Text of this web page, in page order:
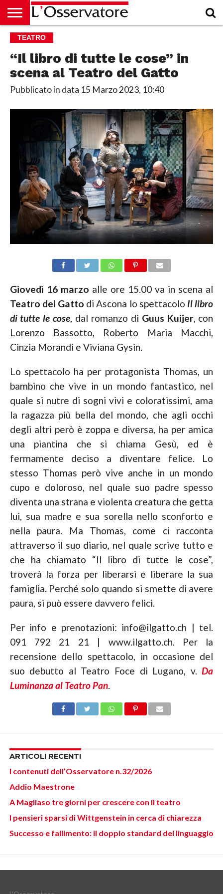
HOME
CULTURA
ECONOMIA
RUBRICHE
ARCHIVIO
PODCAST
ABBONAMENTO
CHI
ACCEDI
TEATRO
“Il libro di tutte le cose” in
scena al Teatro del Gatto
Pubblicato in data 15 Marzo 2023, 10:40
Giovedì 16 marzo alle ore 15.00 va in scena al
Teatro del Gatto di Ascona lo spettacolo Il libro
di tutte le cose, dal romanzo di Guus Kuijer, con
Lorenzo Bassotto, Roberto Maria Macchi,
Cinzia Morandi e Viviana Gysin.
Lo spettacolo ha per protagonista Thomas, un
bambino che vive in un mondo fantastico, nel
quale si nutre di sogni vivi e coloratissimi, ama
la ragazza più bella del mondo, che agli occhi
degli altri però è zoppa e diversa, ha per amica
una piantina che si chiama Gesù, ed è
fermamente deciso a diventare felice. Lo
stesso Thomas però vive anche in un mondo
cupo e doloroso, nel quale suo padre spesso
diventa una strana e violenta creatura che getta
lui, sua madre e sua sorella nello sconforto e
nella paura. Ma Thomas, come ci racconta
attraverso il suo diario, nel quale scrive tutto e
che ha chiamato “Il libro di tutte le cose”,
troverà la forza per liberarsi e liberare la sua
famiglia. Perché solo quando si smette di avere
paura, si può essere davvero felici.
Per info e prenotazioni: info@ilgatto.ch | tel.
091 792 21 21 | www.ilgatto.ch. Per la
recensione dello spettacolo, in occasione del
suo debutto al Teatro Foce di Lugano, v.Da
Luminanza al Teatro Pan.
ARTICOLI RECENTI
I contenuti dell’Osservatore n.32/2026
Addio Maestrone
A Magliaso tre giorni per crescere con il teatro
I pensieri sparsi di Wittgenstein in cerca di chiarezza
Successo e fallimento: il doppio standard del linguaggio